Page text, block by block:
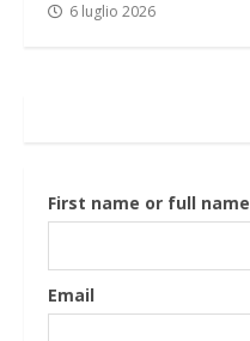
6 luglio 2026
First name or full name
Email